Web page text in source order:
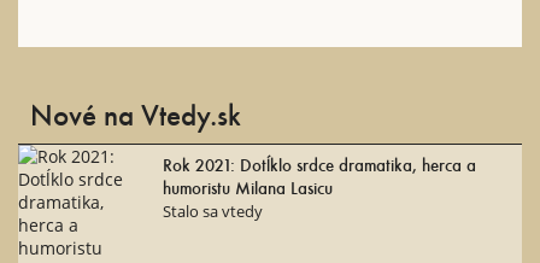
Nové na Vtedy.sk
Rok 2021: Dotĺklo srdce dramatika, herca a
humoristu Milana Lasicu
Stalo sa vtedy